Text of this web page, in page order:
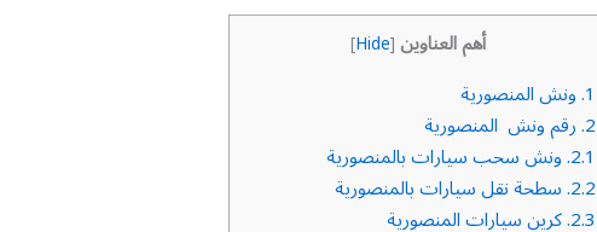
أهم العناوين [
Hide
]
1. ونش المنصورية
2. رقم ونش المنصورية
2.1. ونش سحب سيارات بالمنصورية
2.2. سطحة نقل سيارات بالمنصورية
2.3. كرين سيارات المنصورية